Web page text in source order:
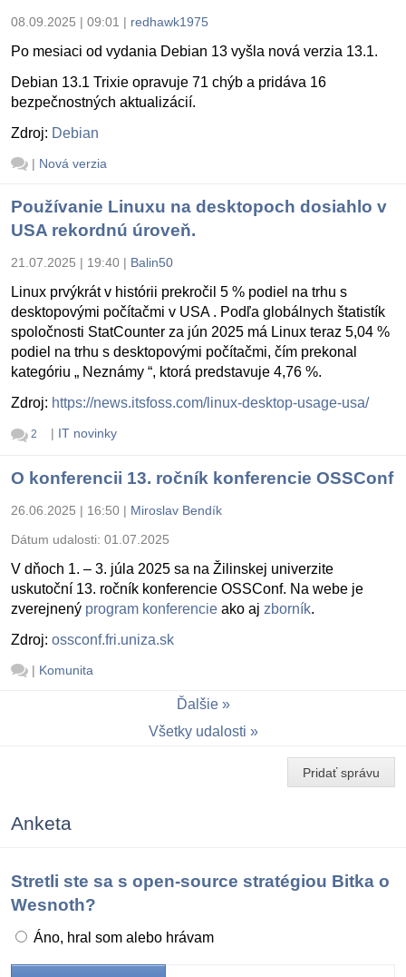
08.09.2025 | 09:01 | redhawk1975
Po mesiaci od vydania Debian 13 vyšla nová verzia 13.1.
Debian 13.1 Trixie opravuje 71 chýb a pridáva 16
bezpečnostných aktualizácií.
Zdroj: Debian
| Nová verzia
Používanie Linuxu na desktopoch dosiahlo v
USA rekordnú úroveň.
21.07.2025 | 19:40 | Balin50
Linux prvýkrát v histórii prekročil 5 % podiel na trhu s
desktopovými počítačmi v USA . Podľa globálnych štatistík
spoločnosti StatCounter za jún 2025 má Linux teraz 5,04 %
podiel na trhu s desktopovými počítačmi, čím prekonal
kategóriu „ Neznámy “, ktorá predstavuje 4,76 %.
Zdroj: https://news.itsfoss.com/linux-desktop-usage-usa/
2 | IT novinky
O konferencii 13. ročník konferencie OSSConf
26.06.2025 | 16:50 | Miroslav Bendík
Dátum udalosti: 01.07.2025
V dňoch 1. – 3. júla 2025 sa na Žilinskej univerzite
uskutoční 13. ročník konferencie OSSConf. Na webe je
zverejnený program konferencie ako aj zborník.
Zdroj: ossconf.fri.uniza.sk
| Komunita
Ďalšie
Všetky udalosti
Pridať správu
Anketa
Stretli ste sa s open-source stratégiou Bitka o
Wesnoth?
Áno, hral som alebo hrávam